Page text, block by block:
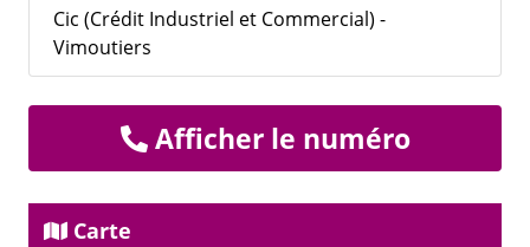
Cic (Crédit Industriel et Commercial) -
Vimoutiers
Afficher le numéro
Carte